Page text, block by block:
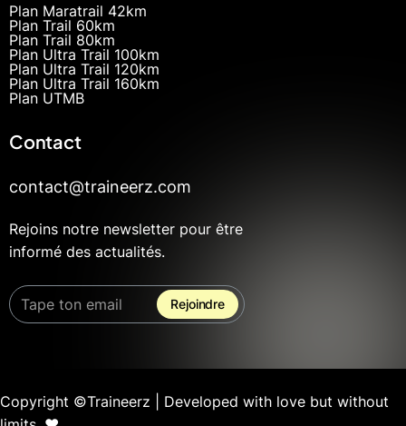
Plan Maratrail 42km
Plan Trail 60km
Plan Trail 80km
Plan Ultra Trail 100km
Plan Ultra Trail 120km
Plan Ultra Trail 160km
Plan UTMB
Contact
contact@traineerz.com
Rejoins notre newsletter pour être
informé des actualités.
Copyright ©Traineerz | Developed with love but without